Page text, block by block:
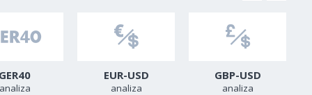
EUR-USD
analiza
GBP-USD
analiza